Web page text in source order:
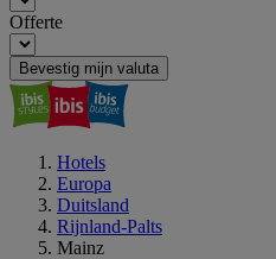
Offerte
Bevestig mijn valuta
Hotels
Europa
Duitsland
Rijnland-Palts
Mainz